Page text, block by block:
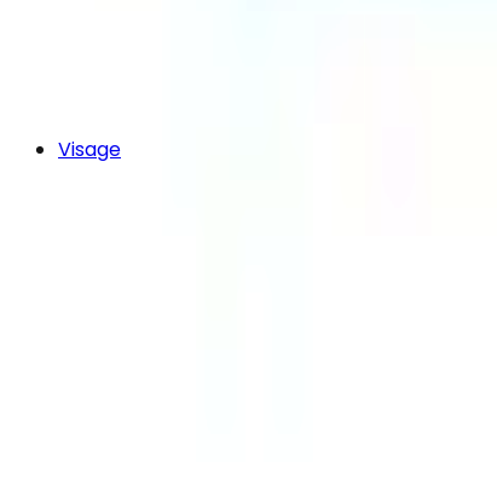
Visage